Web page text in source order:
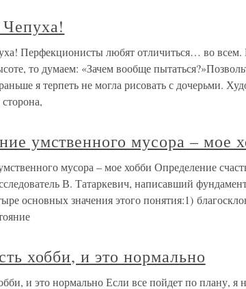
Перфекционисты любят отличиться… во
то думаем: «Зачем вообще
я терпеть не могла рисовать с дочерьми.
умственного мусора – мое
мусора – мое хобби Определение
В. Татаркевич, написавший
основных значения этого понятия:1)
хобби, и это нормально
и это нормально Если все пойдет по плану, я